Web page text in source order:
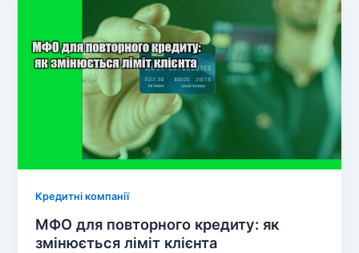
Кредитні компанії
МФО для повторного кредиту: як
змінюється ліміт клієнта